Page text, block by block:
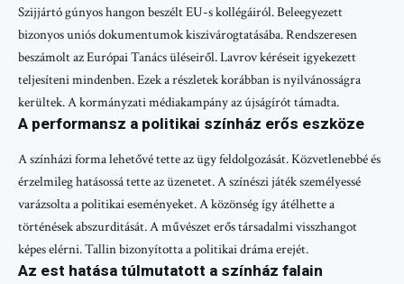
Szijjártó gúnyos hangon beszélt EU-s kollégáiról. Beleegyezett
bizonyos uniós dokumentumok kiszivárogtatásába. Rendszeresen
beszámolt az Európai Tanács üléseiről. Lavrov kéréseit igyekezett
teljesíteni mindenben. Ezek a részletek korábban is nyilvánosságra
kerültek. A kormányzati médiakampány az újságírót támadta.
A performansz a politikai színház erős eszköze
A színházi forma lehetővé tette az ügy feldolgozását. Közvetlenebbé és
érzelmileg hatásossá tette az üzenetet. A színészi játék személyessé
varázsolta a politikai eseményeket. A közönség így átélhette a
történések abszurditását. A művészet erős társadalmi visszhangot
képes elérni. Tallin bizonyította a politikai dráma erejét.
Az est hatása túlmutatott a színház falain